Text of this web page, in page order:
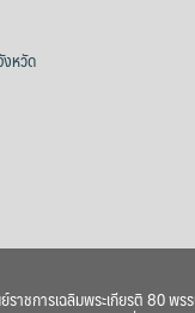
หวัด
ราชการเฉลิมพระเกียรติ 80 พ